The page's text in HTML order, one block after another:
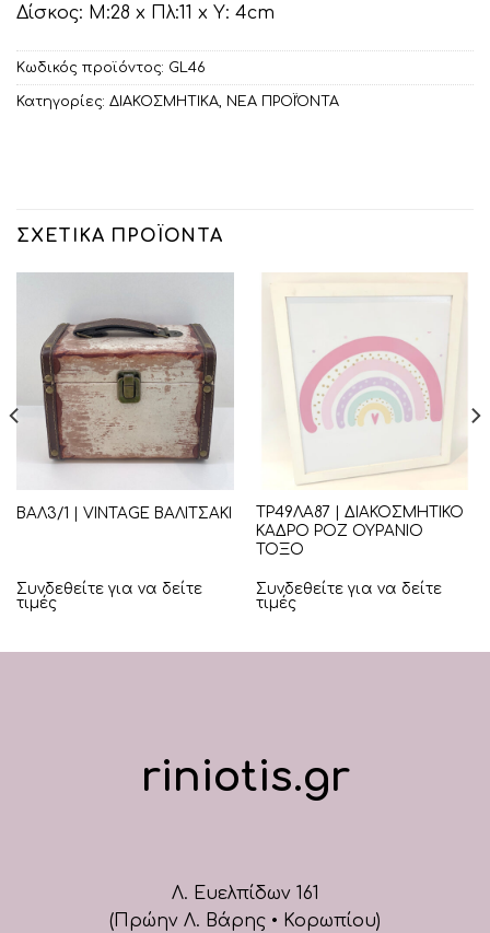
Δίσκος: Μ:28 x Πλ:11 x Υ: 4cm
Κωδικός προϊόντος: GL46
Κατηγορίες: ΔΙΑΚΟΣΜΗΤΙΚA ΝΕΑ ΠΡΟΪΌΝΤΑ
ΣΧΕΤΙΚΆ ΠΡΟΪΌΝΤΑ
ΒΑΛ3/1 | VINTAGE ΒΑΛΙΤΣΑΚΙ
Συνδεθείτε για να δείτε
τιμές
ΤΡ49ΛΑ87 | ΔΙΑΚΟΣΜΗΤΙΚΟ
ΚΑΔΡΟ ΡΟΖ ΟΥΡΑΝΙΟ
ΤΟΞΟ
Συνδεθείτε για να δείτε
τιμές
riniotis.gr
Λ. Ευελπίδων 161
(Πρώην Λ. Βάρης • Κορωπίου)